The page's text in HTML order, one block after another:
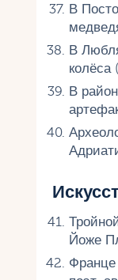
В
В
колёса
В
Йоже